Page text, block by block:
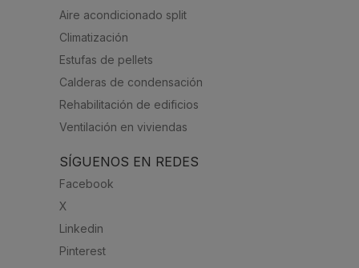
Aire acondicionado split
Climatización
Estufas de pellets
Calderas de condensación
Rehabilitación de edificios
Ventilación en viviendas
SÍGUENOS EN REDES
Facebook
X
Linkedin
Pinterest